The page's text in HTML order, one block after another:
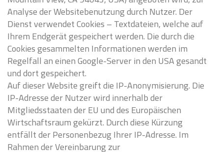
Analyse der Websitebenutzung durch Nutzer. Der
Dienst verwendet Cookies – Textdateien, welche auf
Ihrem Endgerät gespeichert werden. Die durch die
Cookies gesammelten Informationen werden im
Regelfall an einen Google-Server in den USA gesandt
und dort gespeichert.
Auf dieser Website greift die IP-Anonymisierung. Die
IP-Adresse der Nutzer wird innerhalb der
Mitgliedsstaaten der EU und des Europäischen
Wirtschaftsraum gekürzt. Durch diese Kürzung
entfällt der Personenbezug Ihrer IP-Adresse. Im
Rahmen der Vereinbarung zur